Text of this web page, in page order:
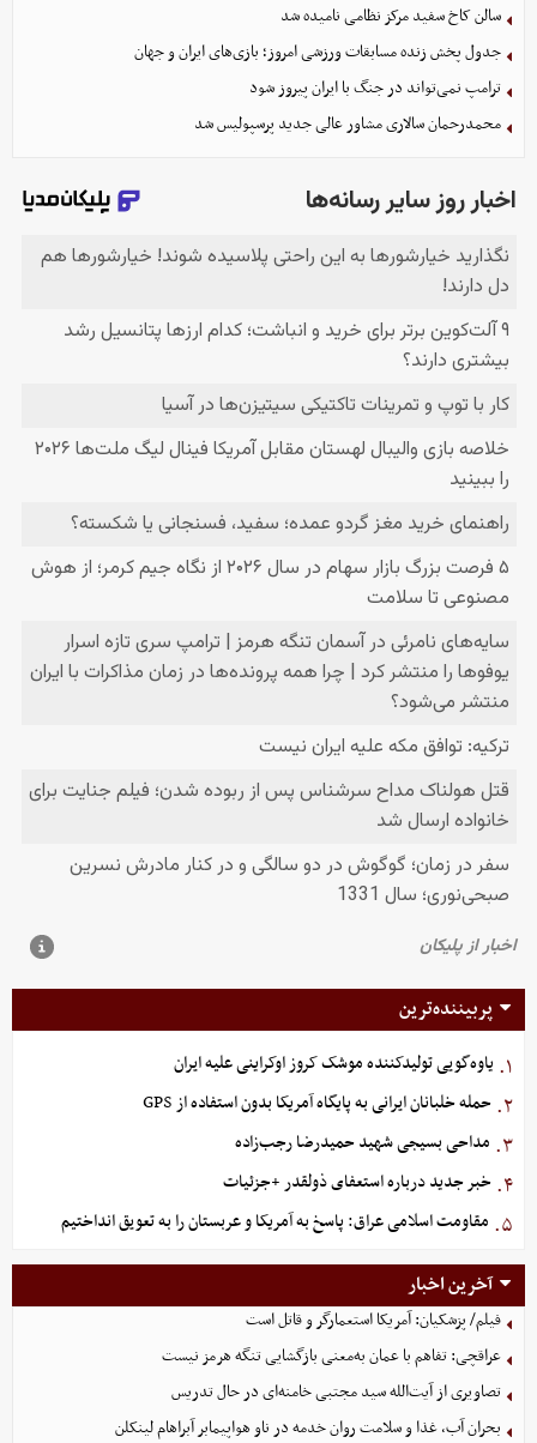
سالن کاخ سفید مرکز نظامی نامیده شد
جدول پخش زنده مسابقات ورزشی امروز؛ بازی‌های ایران و جهان
ترامپ نمی‌تواند در جنگ با ایران پیروز شود
محمدرحمان سالاری مشاور عالی جدید پرسپولیس شد
پربیننده‌ترین
۱. یاوه‌گویی تولیدکننده موشک کروز اوکراینی علیه ایران
۲. حمله خلبانان ایرانی به پایگاه آمریکا بدون استفاده از GPS
۳. مداحی بسیجی شهید حمیدرضا رجب‌زاده
۴. خبر جدید درباره استعفای ذولقدر +جزئیات
۵. مقاومت اسلامی عراق: پاسخ به آمریکا و عربستان را به تعویق انداختیم
آخرین اخبار
فیلم/ پزشکیان: آمریکا استعمارگر و قاتل است
عراقچی: تفاهم با عمان به‌معنی بازگشایی تنگه هرمز نیست
تصاویری از آیت‌الله سید مجتبی خامنه‌ای در حال تدریس
بحران آب، غذا و سلامت روان خدمه در ناو هواپیمابر آبراهام لینکلن